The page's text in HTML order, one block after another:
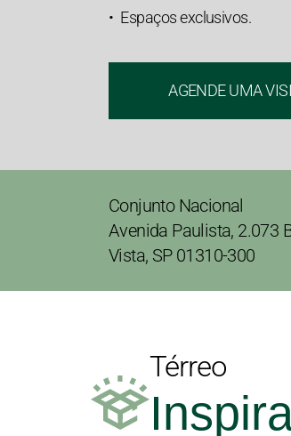
• Espaços exclusivos.
AGENDE UMA
Conjunto Nacional
Avenida Paulista, 2.073
Vista, SP 01310-300
Térreo